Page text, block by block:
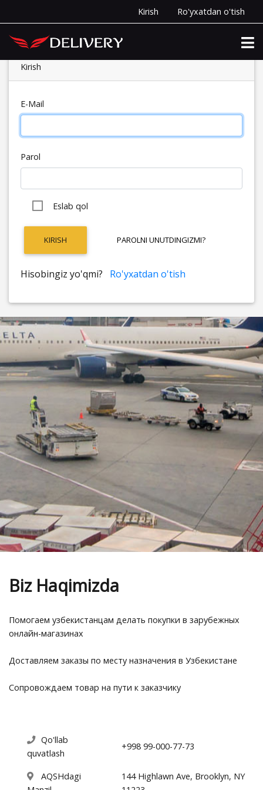
Kirish Ro'yxatdan o'tish
Kirish
E-Mail
Parol
Eslab qol
KIRISH PAROLNI UNUTDINGIZMI?
Hisobingiz yo'qmi? Ro'yxatdan o'tish
Biz Haqimizda
Помогаем узбекистанцам делать покупки в зарубежных
онлайн-магазинах
Доставляем заказы по месту назначения в Узбекистане
Сопровождаем товар на пути к заказчику
Qo'llab
quvatlash
+998 99-000-77-73
AQSHdagi
144 Highlawn Ave, Brooklyn, NY